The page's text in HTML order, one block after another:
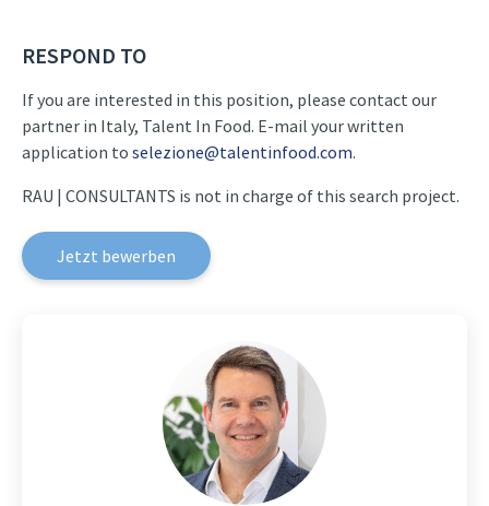
RESPOND TO
If you are interested in this position, please contact our
partner in Italy, Talent In Food. E-mail your written
application to selezione@talentinfood.com.
RAU | CONSULTANTS is not in charge of this search project.
Jetzt bewerben